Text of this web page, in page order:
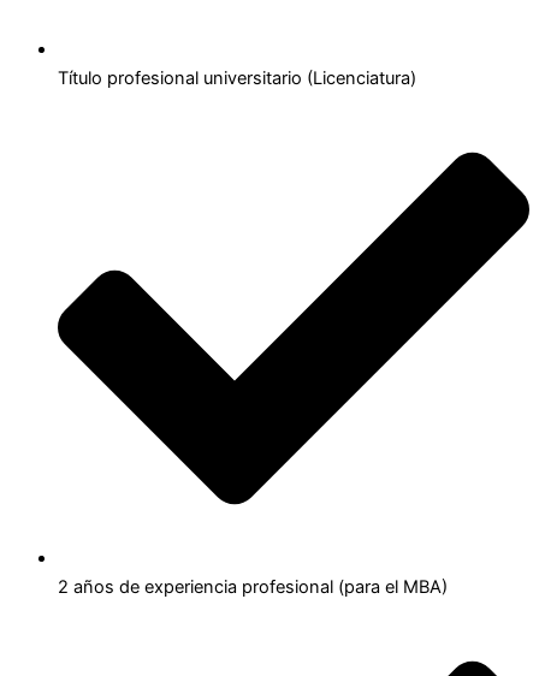
Título profesional universitario (Licenciatura)
2 años de experiencia profesional (para el MBA)